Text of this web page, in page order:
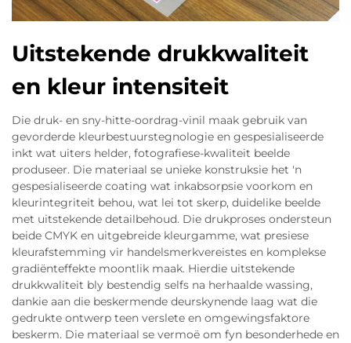
Uitstekende drukkwaliteit
en kleur intensiteit
Die druk- en sny-hitte-oordrag-vinil maak gebruik van
gevorderde kleurbestuurstegnologie en gespesialiseerde
inkt wat uiters helder, fotografiese-kwaliteit beelde
produseer. Die materiaal se unieke konstruksie het 'n
gespesialiseerde coating wat inkabsorpsie voorkom en
kleurintegriteit behou, wat lei tot skerp, duidelike beelde
met uitstekende detailbehoud. Die drukproses ondersteun
beide CMYK en uitgebreide kleurgamme, wat presiese
kleurafstemming vir handelsmerkvereistes en komplekse
gradiënteffekte moontlik maak. Hierdie uitstekende
drukkwaliteit bly bestendig selfs na herhaalde wassing,
dankie aan die beskermende deurskynende laag wat die
gedrukte ontwerp teen verslete en omgewingsfaktore
beskerm. Die materiaal se vermoë om fyn besonderhede en